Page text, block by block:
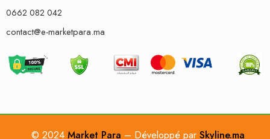
0662 082 042
contact@e-marketpara.ma
© 2024 Market Para – Développé par Skyline.ma